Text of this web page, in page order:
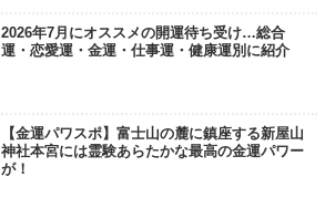
2026年7月にオススメの開運待ち受け…総合
運・恋愛運・金運・仕事運・健康運別に紹介
【金運パワスポ】富士山の麓に鎮座する新屋山
神社本宮には霊験あらたかな最高の金運パワー
が！